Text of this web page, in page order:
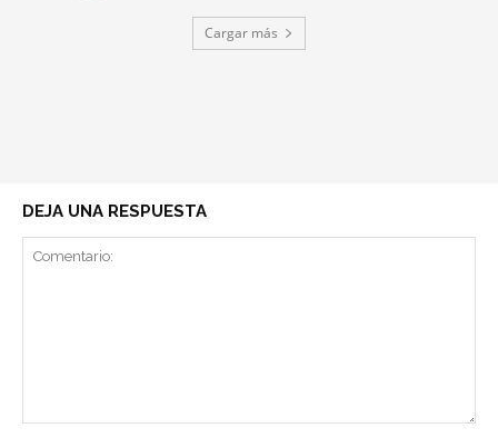
Cargar más
DEJA UNA RESPUESTA